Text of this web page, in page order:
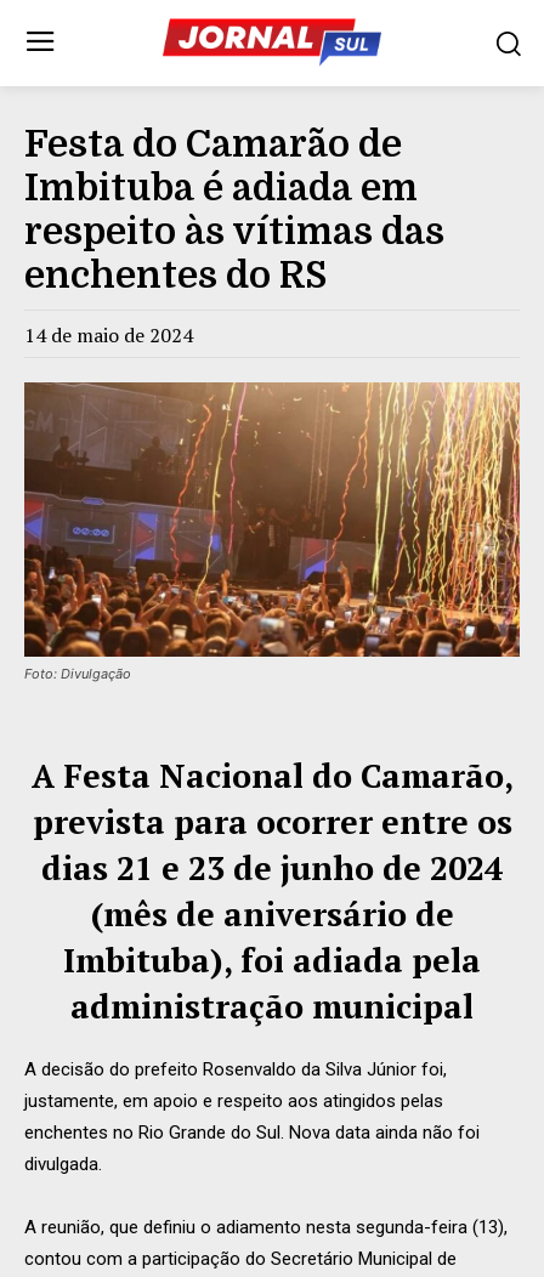
Festa do Camarão de
Imbituba é adiada em
respeito às vítimas das
enchentes do RS
14 de maio de 2024
Foto: Divulgação
A Festa Nacional do Camarão,
prevista para ocorrer entre os
dias 21 e 23 de junho de 2024
(mês de aniversário de
Imbituba), foi adiada pela
administração municipal
A decisão do prefeito Rosenvaldo da Silva Júnior foi,
justamente, em apoio e respeito aos atingidos pelas
enchentes no Rio Grande do Sul. Nova data ainda não foi
divulgada.
A reunião, que definiu o adiamento nesta segunda-feira (13),
contou com a participação do Secretário Municipal de